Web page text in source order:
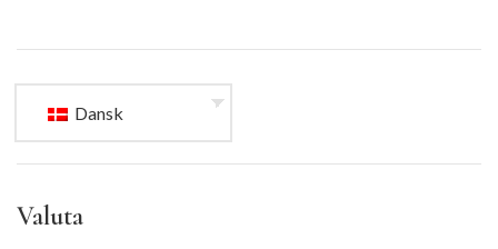
Dansk
Valuta